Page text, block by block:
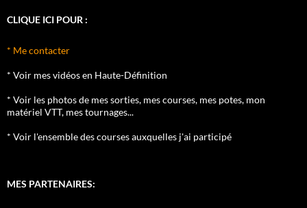
CLIQUE ICI POUR :
* Me contacter
* Voir mes vidéos en Haute-Définition
* Voir les photos de mes sorties, mes courses, mes potes, mon
matériel VTT, mes tournages...
* Voir l'ensemble des courses auxquelles j'ai participé
MES PARTENAIRES: